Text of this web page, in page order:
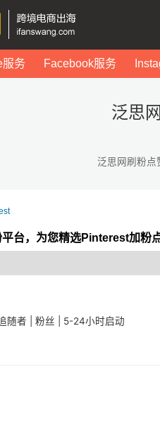
服务 Facebook服务
泛思
泛思网刷粉点
台，为您精选Pinterest加粉
随者 | 粉丝 | 5-24小时启动